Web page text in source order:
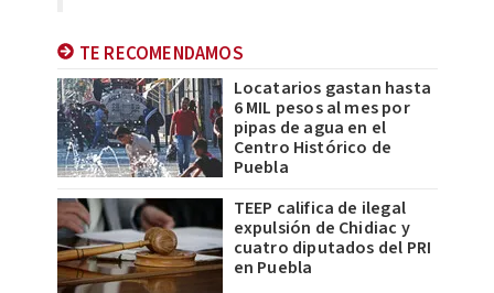
TE RECOMENDAMOS
Locatarios gastan hasta
6 MIL pesos al mes por
pipas de agua en el
Centro Histórico de
Puebla
TEEP califica de ilegal
expulsión de Chidiac y
cuatro diputados del PRI
en Puebla